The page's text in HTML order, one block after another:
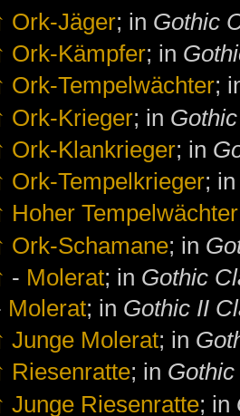
Ork-Jäger; in Gothic
Ork-Kämpfer; in
Ork-Tempelwächter;
Ork-Krieger; in
Ork-Klankrieger; in
Ork-Tempelkrieger;
Hoher Tempelwächter
Ork-Schamane; in
- Molerat; in Gothic
Molerat; in Gothic II
Junge Molerat; in
Riesenratte; in
Junge Riesenratte; in